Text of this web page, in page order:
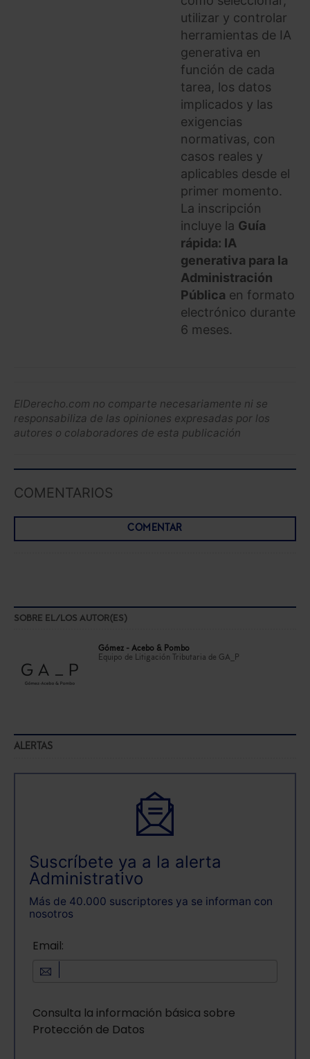
utilizar y controlar
herramientas de IA
generativa en
función de cada
tarea, los datos
implicados y las
exigencias
normativas, con
casos reales y
aplicables desde el
primer momento.
La inscripción
incluye la Guía
rápida: IA
generativa para la
Administración
Pública en formato
electrónico durante
6 meses.
ElDerecho.com no comparte necesariamente ni se
responsabiliza de las opiniones expresadas por los
autores o colaboradores de esta publicación
COMENTARIOS
COMENTAR
SOBRE EL/LOS AUTOR(ES)
Gómez - Acebo & Pombo
Equipo de Litigación Tributaria de GA_P
ALERTAS
Suscríbete ya a la alerta
Administrativo
Más de 40.000 suscriptores ya se informan con
nosotros
Email:
Consulta la información básica sobre
Protección de Datos